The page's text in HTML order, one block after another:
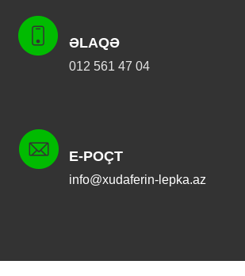
ƏLAQƏ
012 561 47 04
E-POÇT
info@xudaferin-lepka.az